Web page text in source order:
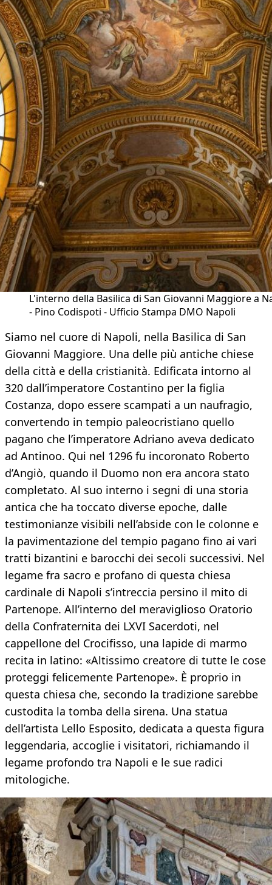
L'interno della Basilica di San Giovanni Maggiore a
- Pino Codispoti - Ufficio Stampa DMO Napoli
Siamo nel cuore di Napoli, nella Basilica di San
Giovanni Maggiore. Una delle più antiche chiese
della città e della cristianità. Edificata intorno al
320 dall’imperatore Costantino per la figlia
Costanza, dopo essere scampati a un naufragio,
convertendo in tempio paleocristiano quello
pagano che l’imperatore Adriano aveva dedicato
ad Antinoo. Qui nel 1296 fu incoronato Roberto
d’Angiò, quando il Duomo non era ancora stato
completato. Al suo interno i segni di una storia
antica che ha toccato diverse epoche, dalle
testimonianze visibili nell’abside con le colonne e
la pavimentazione del tempio pagano fino ai vari
tratti bizantini e barocchi dei secoli successivi. Nel
legame fra sacro e profano di questa chiesa
cardinale di Napoli s’intreccia persino il mito di
Partenope. All’interno del meraviglioso Oratorio
della Confraternita dei LXVI Sacerdoti, nel
cappellone del Crocifisso, una lapide di marmo
recita in latino: «Altissimo creatore di tutte le cose
proteggi felicemente Partenope». È proprio in
questa chiesa che, secondo la tradizione sarebbe
custodita la tomba della sirena. Una statua
dell’artista Lello Esposito, dedicata a questa figura
leggendaria, accoglie i visitatori, richiamando il
legame profondo tra Napoli e le sue radici
mitologiche.